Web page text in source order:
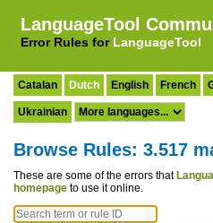
LanguageTool
Error Rules for LanguageTool
Catalan Dutch English French
Ukrainian
Browse Rules: 3.517
These are some of the errors that
homepage to use it online.